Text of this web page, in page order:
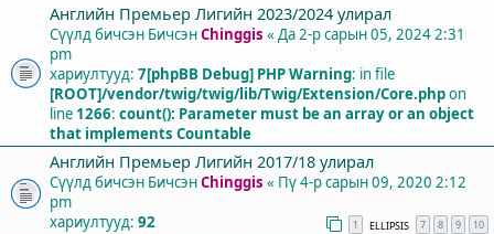
Английн Премьер Лигийн 2023/2024 улирал
Сүүлд бичсэн БичсэнChinggis « Да 2-р сарын 05, 2024 2:31
pm
хариултууд: 7[phpBB Debug] PHP Warning: in file
[ROOT]/vendor/twig/twig/lib/Twig/Extension/Core.phpon
line 1266: count(): Parameter must be an array or an object
that implements Countable
Английн Премьер Лигийн 2017/18 улирал
Сүүлд бичсэн БичсэнChinggis « Пү 4-р сарын 09, 2020 2:12
pm
хариултууд: 92 1 ELLIPSIS 7 8 9 10